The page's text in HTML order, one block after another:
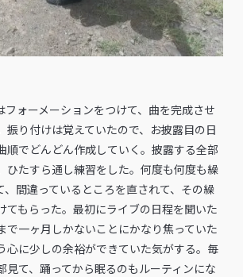
フォーメーションをつけて、曲を完成させ
振り付けは覚えていたので、お披露目の日
順でどんどん作成していく。披露する全部
ひたすら通し練習をした。何度も何度も繰
、間違っているところを直されて、その繰
てもらった。最初にライブの日程を聞いた
で一ヶ月しかないことにかなり焦っていた
心に少しの余裕ができていた気がする。毎
見て、踊ってから眠るのもルーティンにな